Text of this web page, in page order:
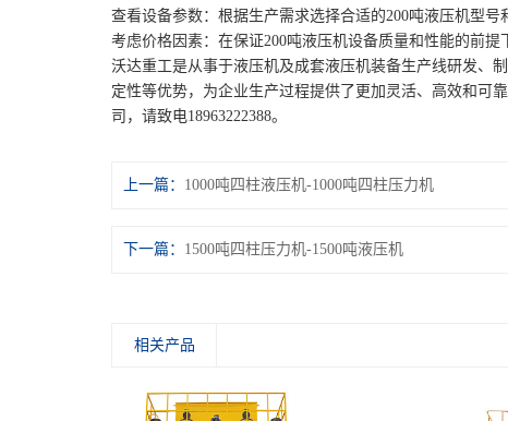
查看设备参数：根据生产需求选择合适的200吨液压机型号
考虑价格因素：在保证200吨液压机设备质量和性能的前提
沃达重工是从事于液压机及成套液压机装备生产线研发、
定性等优势，为企业生产过程提供了更加灵活、高效和可
司，请致电18963222388。
上一篇： 1000吨四柱液压机-1000吨四柱压力机
下一篇： 1500吨四柱压力机-1500吨液压机
相关产品